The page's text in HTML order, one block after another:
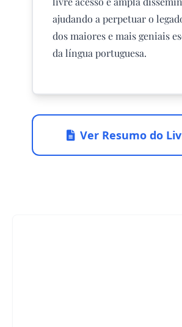
ajudando a perpetuar o
dos maiores e mais geniais
da língua portuguesa.
Ver Resumo do